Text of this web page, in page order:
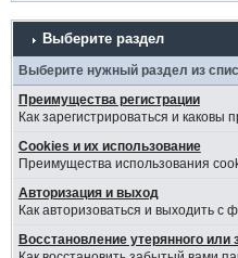
Выберите раздел
Выберите нужный раздел из
Преимущества регистрации
Как зарегистрироваться и каковы
Cookies и их использование
Преимущества использования
Авторизация и выход
Как авторизоваться и выходить с
Восстановление утерянного или